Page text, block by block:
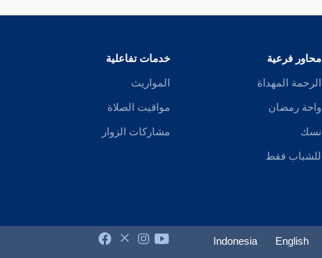
محاور فرعية
الرحمة المهداة
واحة رمضان
نسك
للشباب فقط
خدمات تفاعلية
المواريث
مواقيت الصلاة
مشاركات الزوار
English
Indonesia